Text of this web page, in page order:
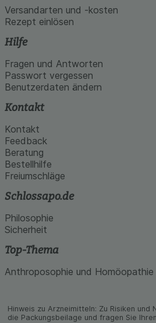
Versandarten und -kosten
Rezept einlösen
Hilfe
Fragen und Antworten
Passwort vergessen
Benutzerdaten ändern
Kontakt
Kontakt
Feedback
Beratung
Bestellhilfe
Freiumschläge
Schlossapo.de
Philosophie
Sicherheit
Top-Thema
Anthroposophie und Homöopathie
Hinweis zu Arzneimitteln: Zu Risiken und
die Packungs­beilage und fragen Sie